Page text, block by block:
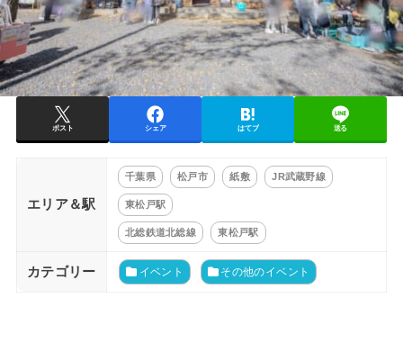
ポスト シェア はてブ 送る
エリア＆駅
千葉県 松戸市 紙敷 JR武蔵野線
東松戸駅
北総鉄道北総線 東松戸駅
カテゴリー イベント その他のイベント